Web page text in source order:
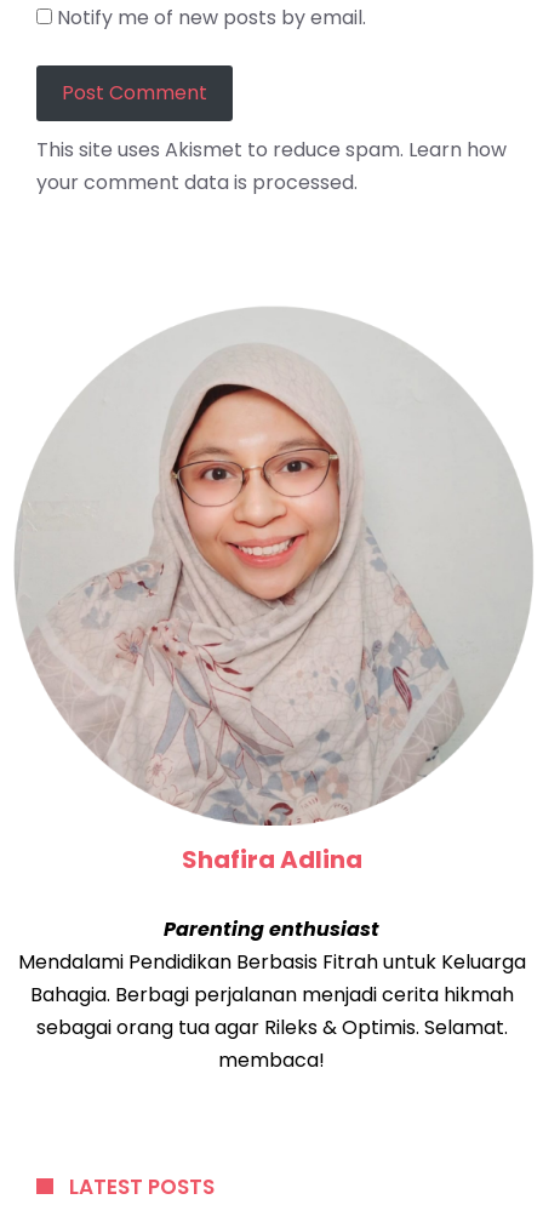
Notify me of new posts by email.
This site uses Akismet to reduce spam. Learn how
your comment data is processed.
Shafira Adlina
Parenting enthusiast
Mendalami Pendidikan Berbasis Fitrah untuk Keluarga
Bahagia. Berbagi perjalanan menjadi cerita hikmah
sebagai orang tua agar Rileks & Optimis. Selamat.
membaca!
LATEST POSTS